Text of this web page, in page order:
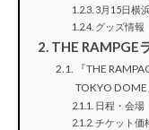
3月15日横
グッズ情報
THE RAMPGE
『THE
TOKYO DOME
日程・会場
チケット価